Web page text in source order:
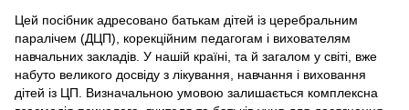
Цей посібник адресовано батькам дітей із церебральним
паралічем (ДЦП), корекційним педагогам і вихователям
навчальних закладів. У нашій країні, та й загалом у світі, вже
набуто великого досвіду з лікування, навчання і виховання
дітей із ЦП. Визначальною умовою залишається комплексна